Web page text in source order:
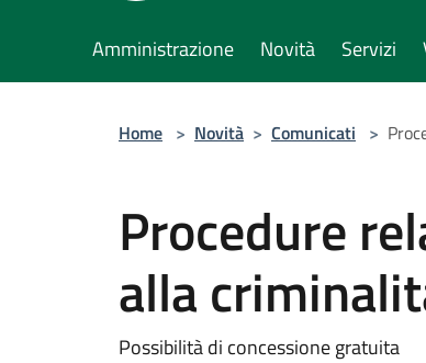
Amministrazione Novità Servizi
Home > Novità > Comunicati >
Procedure
alla
Possibilità di concessione gratuita